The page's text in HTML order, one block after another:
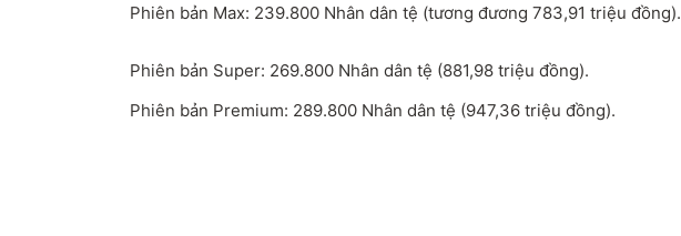
Phiên bản Max: 239.800 Nhân dân tệ (tương đương 783,91 triệu đồng).
Phiên bản Super: 269.800 Nhân dân tệ (881,98 triệu đồng).
Phiên bản Premium: 289.800 Nhân dân tệ (947,36 triệu đồng).